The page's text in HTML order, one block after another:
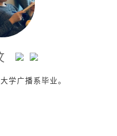
学广播系毕业。